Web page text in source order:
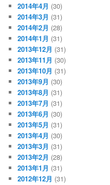
2014年4月 (30)
2014年3月 (31)
2014年2月 (28)
2014年1月 (31)
2013年12月 (31)
2013年11月 (30)
2013年10月 (31)
2013年9月 (30)
2013年8月 (31)
2013年7月 (31)
2013年6月 (30)
2013年5月 (31)
2013年4月 (30)
2013年3月 (31)
2013年2月 (28)
2013年1月 (31)
2012年12月 (31)